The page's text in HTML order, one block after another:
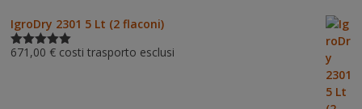
IgroDry 2301 5 Lt (2 flaconi)
Valutato
671,00 € costi trasporto esclusi